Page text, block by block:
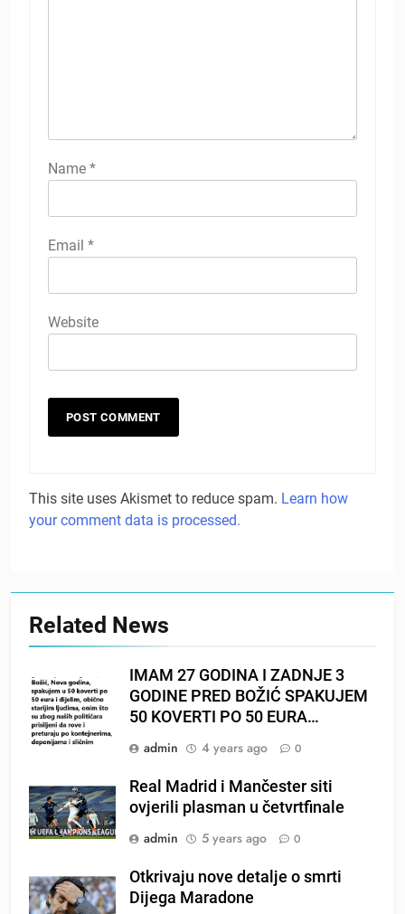
Name *
Email *
Website
This site uses Akismet to reduce spam. Learn how
your comment data is processed.
Related News
IMAM 27 GODINA I ZADNJE 3
GODINE PRED BOŽIĆ SPAKUJEM
50 KOVERTI PO 50 EURA…
admin
4 years ago 0
Real Madrid i Mančester siti
ovjerili plasman u četvrtfinale
admin
5 years ago 0
Otkrivaju nove detalje o smrti
Dijega Maradone